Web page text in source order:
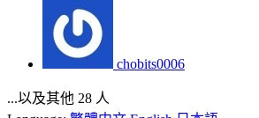
chobits0006
...以及其他 28 人